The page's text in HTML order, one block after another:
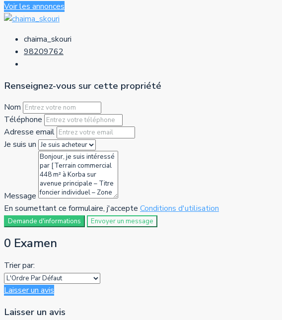
Voir les annonces
chaima_skouri
98209762
Renseignez-vous sur cette propriété
Nom
Téléphone
Adresse email
Je suis un
Message
En soumettant ce formulaire, j'accepte Conditions d'utilisation
Demande d'informations Envoyer un message
0 Examen
Trier par:
Laisser un avis
Laisser un avis